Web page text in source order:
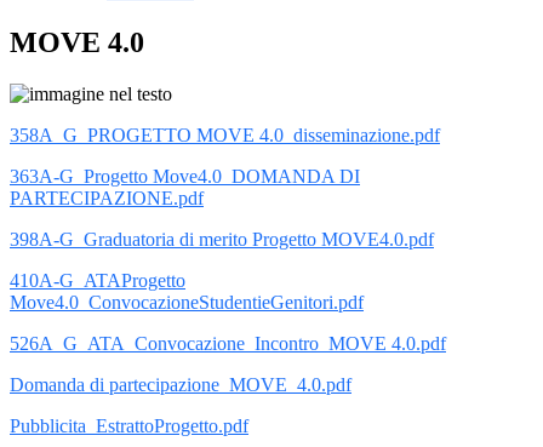
MOVE 4.0
358A_G_PROGETTO MOVE 4.0_disseminazione.pdf
363A-G_Progetto Move4.0_DOMANDA DI
PARTECIPAZIONE.pdf
398A-G_Graduatoria di merito Progetto MOVE4.0.pdf
410A-G_ATAProgetto
Move4.0_ConvocazioneStudentieGenitori.pdf
526A_G_ATA_Convocazione_Incontro_MOVE 4.0.pdf
Domanda di partecipazione_MOVE_4.0.pdf
Pubblicita_EstrattoProgetto.pdf